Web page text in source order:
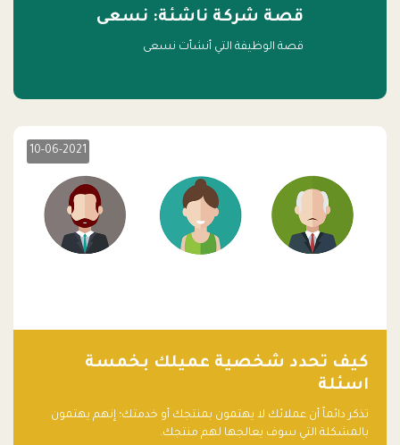
قصة شركة ناشئة: نسعى
قصة الوظيفة التي أنشأت نسعى
10-06-2021
كيف تحدد شخصية عميلك بخمسة
اسئلة
تذكر دائماً أن عملائك لا يهتمون بمنتجك أو خدمتك؛ إنهم يهتمون
بالمشكلة التي سوف يعالجها لهم منتجك.